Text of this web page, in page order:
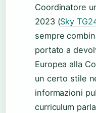
Coordinatore
2023 (Sky
sempre
portato a
Europea alla
un certo stile
informazioni
curriculum